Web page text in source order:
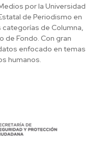
por la Universidad
de Periodismo en
categorías de Columna,
de Fondo. Con gran
enfocado en temas
humanos.